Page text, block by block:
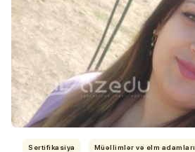
Sertifikasiya Müəllimlər və elm adamları